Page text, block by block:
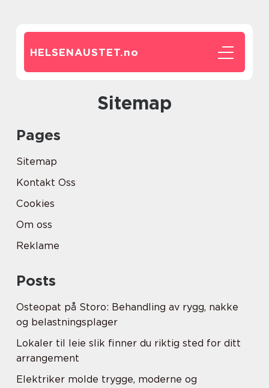
HELSENAUSTET.no
Sitemap
Pages
Sitemap
Kontakt Oss
Cookies
Om oss
Reklame
Posts
Osteopat på Storo: Behandling av rygg, nakke
og belastningsplager
Lokaler til leie slik finner du riktig sted for ditt
arrangement
Elektriker molde trygge, moderne og